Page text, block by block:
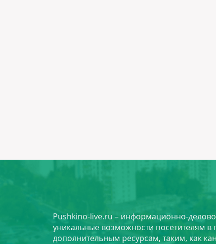
Pushkino-live.ru – информационно-
уникальные возможности посетителям
дополнительным ресурсам, таким, как